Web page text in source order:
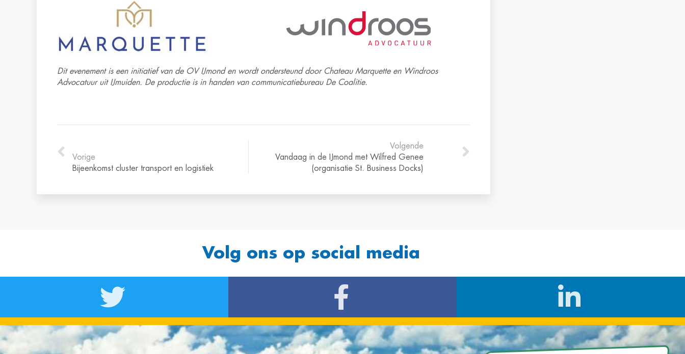
Dit evenement is een initiatief van de OV IJmond en wordt ondersteund door Chateau Marquette en Windroos
Advocatuur uit IJmuiden. De productie is in handen van communicatiebureau De Coalitie.
Vorige
Bijeenkomst cluster transport en logistiek
Volgende
Vandaag in de IJmond met Wilfred Genee
(organisatie St. Business Docks)
Volg ons op social media